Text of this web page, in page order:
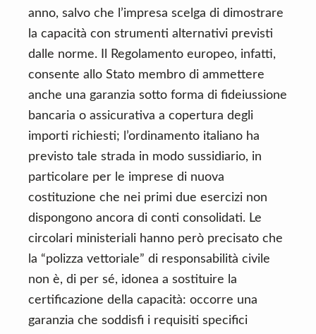
anno, salvo che l’impresa scelga di dimostrare
la capacità con strumenti alternativi previsti
dalle norme. Il Regolamento europeo, infatti,
consente allo Stato membro di ammettere
anche una garanzia sotto forma di fideiussione
bancaria o assicurativa a copertura degli
importi richiesti; l’ordinamento italiano ha
previsto tale strada in modo sussidiario, in
particolare per le imprese di nuova
costituzione che nei primi due esercizi non
dispongono ancora di conti consolidati. Le
circolari ministeriali hanno però precisato che
la “polizza vettoriale” di responsabilità civile
non è, di per sé, idonea a sostituire la
certificazione della capacità: occorre una
garanzia che soddisfi i requisiti specifici